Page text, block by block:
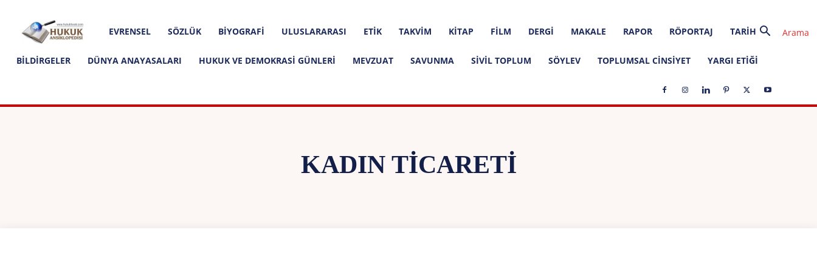
Hukuk
Ansiklopedisi
EVRENSEL SÖZLÜK BIYOGRAFI ULUSLARARASI ETIK TAKVIM KITAP FILM DERGI MAKALE RAPOR RÖPORTAJ TARIH
BILDIRGELER DÜNYA ANAYASALARI HUKUK VE DEMOKRASI GÜNLERI MEVZUAT SAVUNMA SIVIL TOPLUM SÖYLEV TOPLUMSAL CINSIYET YARGI ETIĞI
KADIN TICARETI